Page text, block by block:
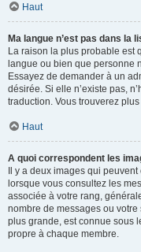
Haut
Ma langue n’est pas dans la
La raison la plus probable est
langue ou bien que personne
Essayez de demander à un
désirée. Si elle n’existe pas,
traduction. Vous trouverez
Haut
A quoi correspondent les
Il y a deux images qui
lorsque vous consultez les
associée à votre rang,
nombre de messages ou
plus grande, est connue sous
propre à chaque membre.